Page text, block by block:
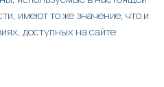
имеют то же значение, что и
доступных на сайте